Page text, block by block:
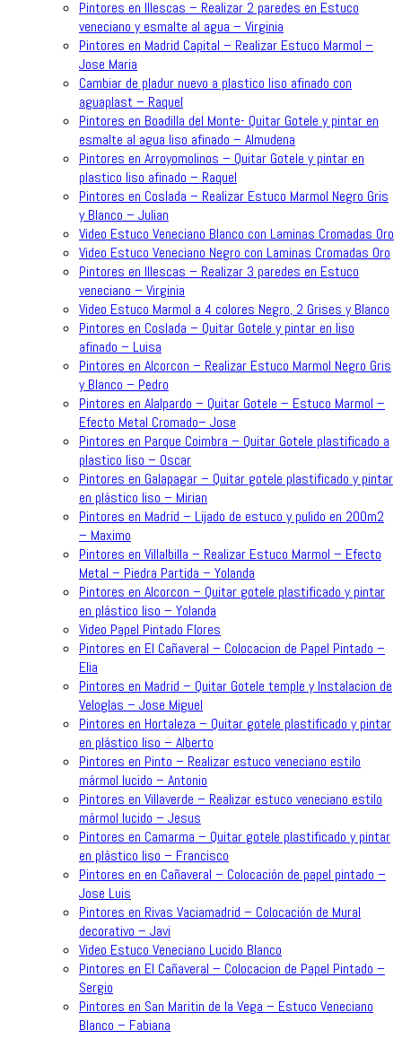
Pintores en Illescas – Realizar 2 paredes en Estuco
veneciano y esmalte al agua – Virginia
Pintores en Madrid Capital – Realizar Estuco Marmol –
Jose Maria
Cambiar de pladur nuevo a plastico liso afinado con
aguaplast – Raquel
Pintores en Boadilla del Monte- Quitar Gotele y pintar en
esmalte al agua liso afinado – Almudena
Pintores en Arroyomolinos – Quitar Gotele y pintar en
plastico liso afinado – Raquel
Pintores en Coslada – Realizar Estuco Marmol Negro Gris
y Blanco – Julian
Video Estuco Veneciano Blanco con Laminas Cromadas Oro
Video Estuco Veneciano Negro con Laminas Cromadas Oro
Pintores en Illescas – Realizar 3 paredes en Estuco
veneciano – Virginia
Video Estuco Marmol a 4 colores Negro, 2 Grises y Blanco
Pintores en Coslada – Quitar Gotele y pintar en liso
afinado – Luisa
Pintores en Alcorcon – Realizar Estuco Marmol Negro Gris
y Blanco – Pedro
Pintores en Alalpardo – Quitar Gotele – Estuco Marmol –
Efecto Metal Cromado– Jose
Pintores en Parque Coimbra – Quitar Gotele plastificado a
plastico liso – Oscar
Pintores en Galapagar – Quitar gotele plastificado y pintar
en plástico liso – Mirian
Pintores en Madrid – Lijado de estuco y pulido en 200m2
– Maximo
Pintores en Villalbilla – Realizar Estuco Marmol – Efecto
Metal – Piedra Partida – Yolanda
Pintores en Alcorcon – Quitar gotele plastificado y pintar
en plástico liso – Yolanda
Video Papel Pintado Flores
Pintores en El Cañaveral – Colocacion de Papel Pintado –
Elia
Pintores en Madrid – Quitar Gotele temple y Instalacion de
Veloglas – Jose Miguel
Pintores en Hortaleza – Quitar gotele plastificado y pintar
en plástico liso – Alberto
Pintores en Pinto – Realizar estuco veneciano estilo
mármol lucido – Antonio
Pintores en Villaverde – Realizar estuco veneciano estilo
mármol lucido – Jesus
Pintores en Camarma – Quitar gotele plastificado y pintar
en plástico liso – Francisco
Pintores en en Cañaveral – Colocación de papel pintado –
Jose Luis
Pintores en Rivas Vaciamadrid – Colocación de Mural
decorativo – Javi
Video Estuco Veneciano Lucido Blanco
Pintores en El Cañaveral – Colocacion de Papel Pintado –
Sergio
Pintores en San Maritin de la Vega – Estuco Veneciano
Blanco – Fabiana